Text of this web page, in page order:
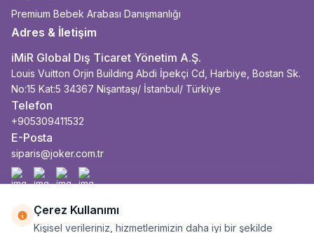
Premium Bebek Arabası Danışmanlığı
Adres & İletişim
iMiR Global Dış Ticaret Yönetim A.Ş.
Louis Vuitton Orjin Building Abdi İpekçi Cd, Harbiye, Bostan Sk.
No:15 Kat:5 34367 Nişantaşı/ İstanbul/ Türkiye
Telefon
+905309411532
E-Posta
siparis@joker.com.tr
Facebook
İnstagram
YoutubeLinkedin
Çerez Kullanımı
Kişisel verileriniz, hizmetlerimizin daha iyi bir şekilde